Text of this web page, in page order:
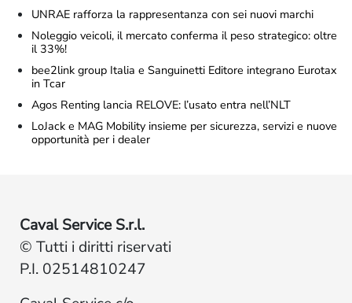
UNRAE rafforza la rappresentanza con sei nuovi marchi
Noleggio veicoli, il mercato conferma il peso strategico: oltre
il 33%!
bee2link group Italia e Sanguinetti Editore integrano Eurotax
in Tcar
Agos Renting lancia RELOVE: l’usato entra nell’NLT
LoJack e MAG Mobility insieme per sicurezza, servizi e nuove
opportunità per i dealer
Caval Service S.r.l.
© Tutti i diritti riservati
P.I. 02514810247